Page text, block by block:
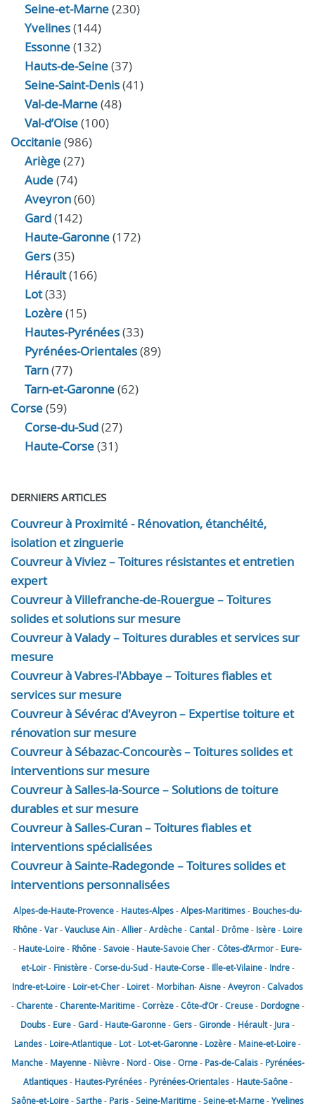
Seine-et-Marne(230)
Yvelines(144)
Essonne(132)
Hauts-de-Seine(37)
Seine-Saint-Denis(41)
Val-de-Marne(48)
Val-d’Oise(100)
Occitanie(986)
Ariège(27)
Aude(74)
Aveyron(60)
Gard(142)
Haute-Garonne(172)
Gers(35)
Hérault(166)
Lot(33)
Lozère(15)
Hautes-Pyrénées(33)
Pyrénées-Orientales(89)
Tarn(77)
Tarn-et-Garonne(62)
Corse(59)
Corse-du-Sud(27)
Haute-Corse(31)
DERNIERS ARTICLES
Couvreur à Proximité - Rénovation, étanchéité,
isolation et zinguerie
Couvreur à Viviez – Toitures résistantes et entretien
expert
Couvreur à Villefranche-de-Rouergue – Toitures
solides et solutions sur mesure
Couvreur à Valady – Toitures durables et services sur
mesure
Couvreur à Vabres-l'Abbaye – Toitures fiables et
services sur mesure
Couvreur à Sévérac d'Aveyron – Expertise toiture et
rénovation sur mesure
Couvreur à Sébazac-Concourès – Toitures solides et
interventions sur mesure
Couvreur à Salles-la-Source – Solutions de toiture
durables et sur mesure
Couvreur à Salles-Curan – Toitures fiables et
interventions spécialisées
Couvreur à Sainte-Radegonde – Toitures solides et
interventions personnalisées
Alpes-de-Haute-Provence- Hautes-Alpes-Alpes-Maritimes- Bouches-du-
Rhône-Var-VaucluseAin-Allier-Ardèche-Cantal- Drôme- Isère- Loire
- Haute-Loire- Rhône-Savoie- Haute-SavoieCher-Côtes-d’Armor- Eure-
et-Loir- Finistère-Corse-du-Sud- Haute-Corse- Ille-et-Vilaine- Indre-
Indre-et-Loire- Loir-et-Cher- Loiret- Morbihan-Aisne-Aveyron-Calvados
-Charente-Charente-Maritime-Corrèze-Côte-d’Or-Creuse- Dordogne-
Doubs- Eure-Gard- Haute-Garonne-Gers-Gironde- Hérault- Jura-
Landes- Loire-Atlantique- Lot- Lot-et-Garonne- Lozère- Maine-et-Loire-
Manche- Mayenne- Nièvre- Nord-Oise-Orne- Pas-de-Calais- Pyrénées-
Atlantiques- Hautes-Pyrénées- Pyrénées-Orientales- Haute-Saône-
Saône-et-Loire-Sarthe- Paris-Seine-Maritime-Seine-et-Marne-Yvelines